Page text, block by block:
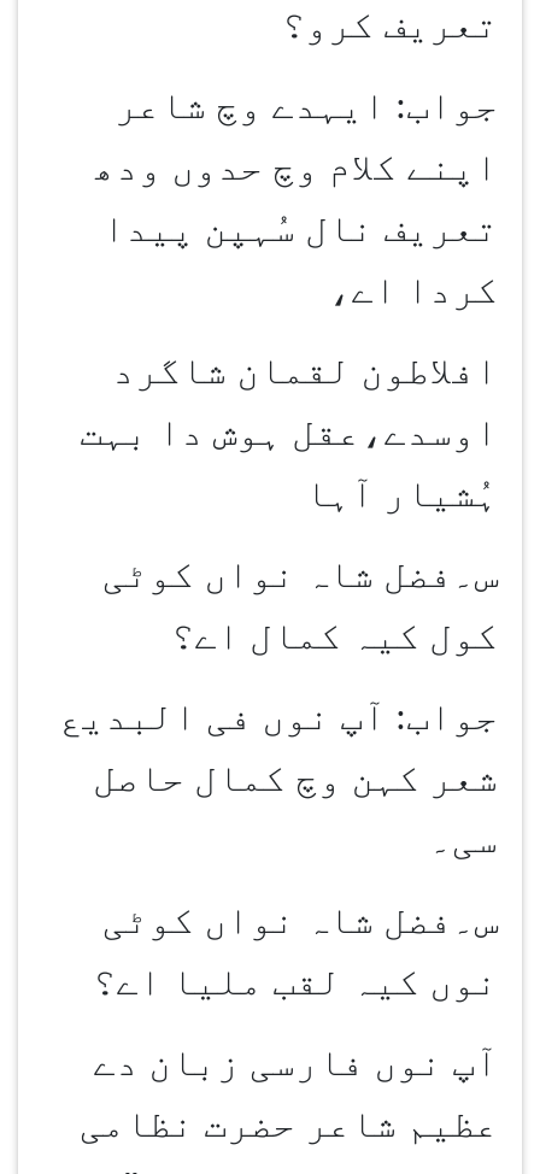
تعریف کرو؟
جواب: ایہدے وچ شاعر
اپنے کلام وچ حدوں ودھ
تعریف نال سُہپن پیدا
کردا اے،
افلاطون لقمان شاگرد
اوسدے،عقل ہوش دا بہت
ہُشیار آہا
س۔فضل شاہ نواں کوٹی
کول کیہ کمال اے؟
جواب: آپ نوں فی البدیع
شعر کہن وچ کمال حاصل
سی۔
س۔فضل شاہ نواں کوٹی
نوں کیہ لقب ملیا اے؟
آپ نوں فارسی زبان دے
عظیم شاعر حضرت نظامی